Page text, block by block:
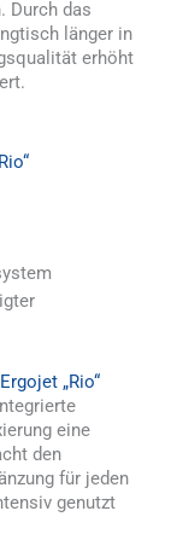
Durch das
länger in
erhöht
„Rio“
eine
den
für jeden
genutzt